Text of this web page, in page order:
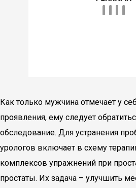
Как только мужчина отмечает у
проявления, ему следует
обследование. Для устранения
урологов включает в схему
комплексов упражнений при
простаты. Их задача – улучшить